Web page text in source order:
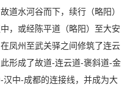
道水河谷而下，续行（略阳）
，或经陈平道（略阳）至大安
凤州至武关驿之间修筑了连云
形成了故道-连云道-褒斜道-金
中-成都的连接线，并成为大